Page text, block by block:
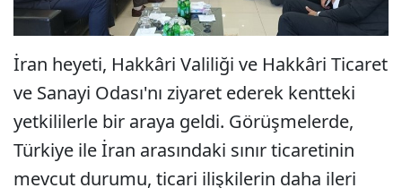
İran heyeti, Hakkâri Valiliği ve Hakkâri Ticaret
ve Sanayi Odası'nı ziyaret ederek kentteki
yetkililerle bir araya geldi. Görüşmelerde,
Türkiye ile İran arasındaki sınır ticaretinin
mevcut durumu, ticari ilişkilerin daha ileri